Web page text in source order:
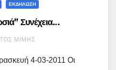
ΕΚΔΗΛΩΣΗ
Συνέχεια…
ΜΊΜΗΣ
4-03-2011 Οι